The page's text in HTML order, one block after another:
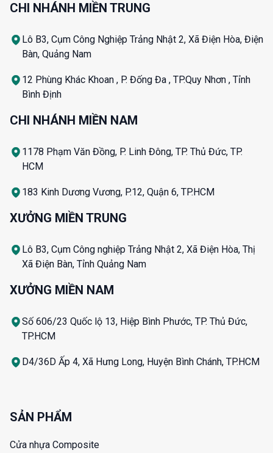
CHI NHÁNH MIỀN TRUNG
Lô B3, Cụm Công Nghiệp Trảng Nhật 2, Xã Điện Hòa, Điện
Bàn, Quảng Nam
12 Phùng Khác Khoan , P. Đống Đa , TP.Quy Nhơn , Tỉnh
Bình Định
CHI NHÁNH MIỀN NAM
1178 Phạm Văn Đồng, P. Linh Đông, TP. Thủ Đức, TP.
HCM
183 Kinh Dương Vương, P.12, Quận 6, TP.HCM
XƯỞNG MIỀN TRUNG
Lô B3, Cụm Công nghiệp Trảng Nhật 2, Xã Điện Hòa, Thị
Xã Điện Bàn, Tỉnh Quảng Nam
XƯỞNG MIỀN NAM
Số 606/23 Quốc lộ 13, Hiệp Bình Phước, TP. Thủ Đức,
TP.HCM
D4/36D Ấp 4, Xã Hưng Long, Huyện Bình Chánh, TP.HCM
SẢN PHẨM
Cửa nhựa Composite